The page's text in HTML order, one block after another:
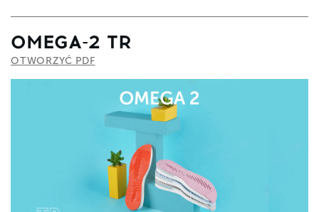
OMEGA-2 TR
OTWORZYĆ PDF